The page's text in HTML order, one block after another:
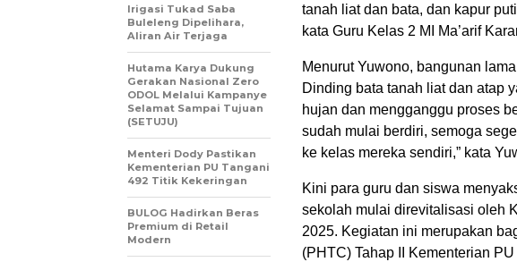
tanah liat dan bata, dan kapur
kata Guru Kelas 2 MI Ma’arif
Menurut Yuwono, bangunan
Dinding bata tanah liat dan atap
hujan dan mengganggu proses
sudah mulai berdiri, semoga
ke kelas mereka sendiri,” kata
Kini para guru dan siswa
sekolah mulai direvitalisasi oleh
2025. Kegiatan ini merupakan
(PHTC) Tahap II Kementerian
Irigasi Tukad Saba
Buleleng Dipelihara,
Aliran Air Terjaga
Hutama Karya Dukung
Gerakan Nasional Zero
ODOL Melalui Kampanye
Selamat Sampai Tujuan
(SETUJU)
Menteri Dody Pastikan
Kementerian PU Tangani
492 Titik Kekeringan
BULOG Hadirkan Beras
Premium di Retail
Modern